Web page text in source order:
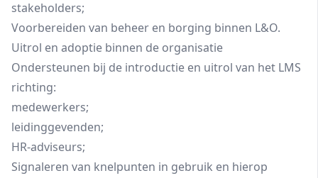
stakeholders;
Voorbereiden van beheer en borging binnen L&O.
Uitrol en adoptie binnen de organisatie
Ondersteunen bij de introductie en uitrol van het LMS
richting:
medewerkers;
leidinggevenden;
HR‑adviseurs;
Signaleren van knelpunten in gebruik en hierop